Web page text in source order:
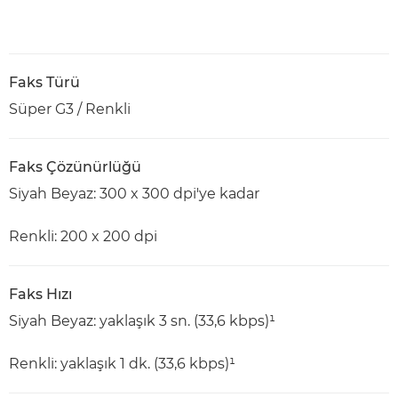
Faks Türü
Süper G3 / Renkli
Faks Çözünürlüğü
Siyah Beyaz: 300 x 300 dpi'ye kadar
Renkli: 200 x 200 dpi
Faks Hızı
Siyah Beyaz: yaklaşık 3 sn. (33,6 kbps)¹
Renkli: yaklaşık 1 dk. (33,6 kbps)¹